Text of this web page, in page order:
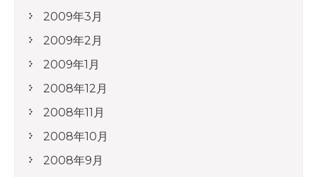
2009年3月
2009年2月
2009年1月
2008年12月
2008年11月
2008年10月
2008年9月